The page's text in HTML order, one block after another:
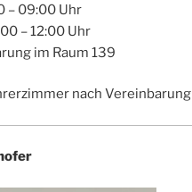
– 09:00 Uhr
– 12:00 Uhr
im Raum 139
nach Vereinbarung